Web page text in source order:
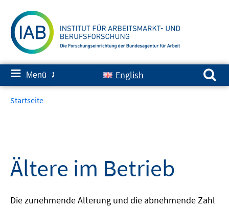
zum
Inhalt
≡ Menü ✘ English
Suchen nach:
Startseite
Ältere im Betrieb
Die zunehmende Alterung und die abnehmende Zahl